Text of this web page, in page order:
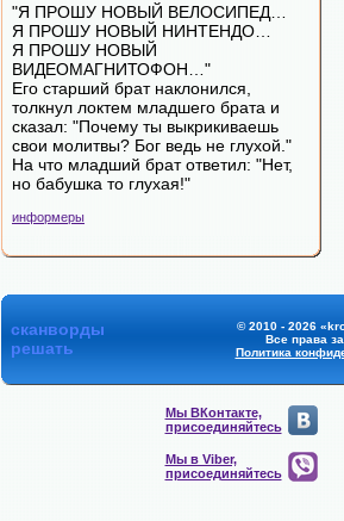
"Я ПРОШУ НОВЫЙ ВЕЛОСИПЕД…
Я ПРОШУ НОВЫЙ НИНТЕНДО…
Я ПРОШУ НОВЫЙ
ВИДЕОМАГНИТОФОН…"
Его старший брат наклонился,
толкнул локтем младшего брата и
сказал: "Почему ты выкрикиваешь
свои молитвы? Бог ведь не глухой."
На что младший брат ответил: "Нет,
но бабушка то глухая!"
информеры
сканворды
решать
© 2010 - 2026
Все права
Политика
Мы ВКонтакте,
присоединяйтесь
Мы в Viber,
присоединяйтесь